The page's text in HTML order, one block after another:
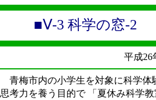
■Ⅴ-3 科学の窓
平成26
青梅市内の小学生を対象に科学体
思考力を養う目的で 「夏休み科学